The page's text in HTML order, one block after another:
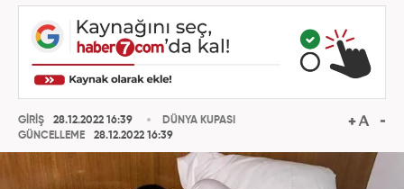
GİRİŞ
28.12.2022 16:39
GÜNCELLEME
28.12.2022 16:39
DÜNYA KUPASI